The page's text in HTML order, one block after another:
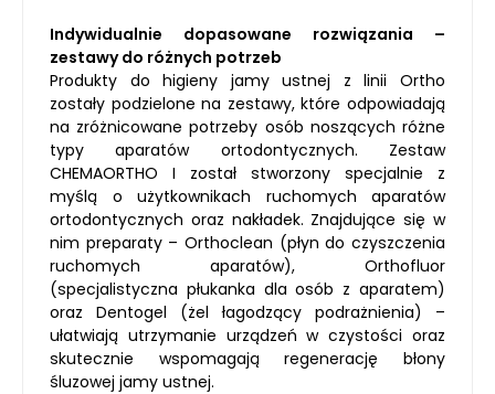
Indywidualnie dopasowane rozwiązania –
zestawy do różnych potrzeb
Produkty do higieny jamy ustnej z linii Ortho
zostały podzielone na zestawy, które odpowiadają
na zróżnicowane potrzeby osób noszących różne
typy aparatów ortodontycznych. Zestaw
CHEMAORTHO I został stworzony specjalnie z
myślą o użytkownikach ruchomych aparatów
ortodontycznych oraz nakładek. Znajdujące się w
nim preparaty – Orthoclean (płyn do czyszczenia
ruchomych aparatów), Orthofluor
(specjalistyczna płukanka dla osób z aparatem)
oraz Dentogel (żel łagodzący podrażnienia) –
ułatwiają utrzymanie urządzeń w czystości oraz
skutecznie wspomagają regenerację błony
śluzowej jamy ustnej.